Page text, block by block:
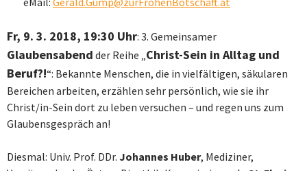
Fr, 9. 3. 2018, 19:30 Uhr: 3. Gemeinsamer
Glaubensabend der Reihe „Christ-Sein in Alltag und
Beruf?!“: Bekannte Menschen, die in vielfältigen, säkularen
Bereichen arbeiten, erzählen sehr persönlich, wie sie ihr
Christ/in-Sein dort zu leben versuchen – und regen uns zum
Glaubensgespräch an!
Diesmal: Univ. Prof. DDr. Johannes Huber, Mediziner,